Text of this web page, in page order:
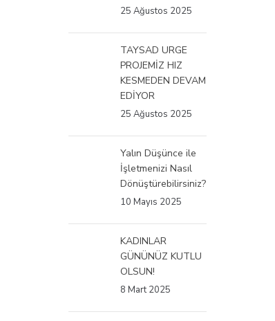
25 Ağustos 2025
TAYSAD URGE
PROJEMİZ HIZ
KESMEDEN DEVAM
EDİYOR
25 Ağustos 2025
Yalın Düşünce ile
İşletmenizi Nasıl
Dönüştürebilirsiniz?
10 Mayıs 2025
KADINLAR
GÜNÜNÜZ KUTLU
OLSUN!
8 Mart 2025